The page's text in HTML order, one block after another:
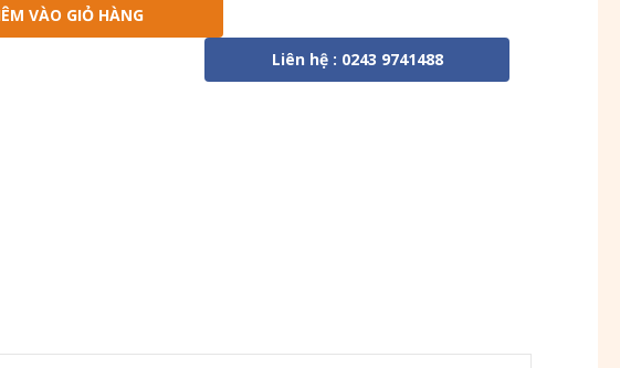
VÀO GIỎ HÀNG
Liên hệ : 0243 9741488